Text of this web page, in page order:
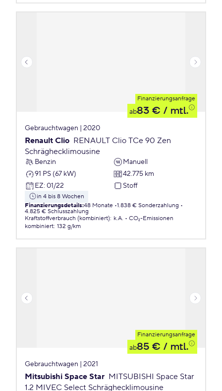
Finanzierungsanfrage
ab83 € / mtl.
Gebrauchtwagen | 2020
Renault Clio RENAULT Clio TCe 90 Zen
Schräghecklimousine
Benzin
Manuell
91 PS (67 kW)
42.775 km
EZ: 01/22 Stoff
in 4 bis 8 Wochen
Finanzierungsdetails:48 Monate 1.838 € Sonderzahlung
4.825 € Schlusszahlung
Kraftstoffverbrauch (kombiniert): k.A.
CO₂-Emissionen
kombiniert: 132 g/km
Finanzierungsanfrage
ab85 € / mtl.
Gebrauchtwagen | 2021
Mitsubishi Space Star MITSUBISHI Space Star
1.2 MIVEC Select Schräghecklimousine